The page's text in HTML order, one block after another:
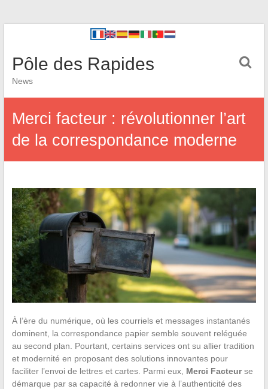
Pôle des Rapides
News
Merci facteur : révolutionner l’art
de la correspondance moderne
À l’ère du numérique, où les courriels et messages instantanés
dominent, la correspondance papier semble souvent reléguée
au second plan. Pourtant, certains services ont su allier tradition
et modernité en proposant des solutions innovantes pour
faciliter l’envoi de lettres et cartes. Parmi eux, Merci Facteurse
démarque par sa capacité à redonner vie à l’authenticité des